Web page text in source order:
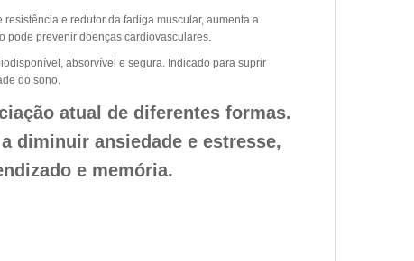
e redutor da fadiga muscular, aumenta a
pode prevenir doenças cardiovasculares.
absorvível e segura. Indicado para suprir
do sono.
atual de diferentes formas.
diminuir ansiedade e estresse,
e memória.